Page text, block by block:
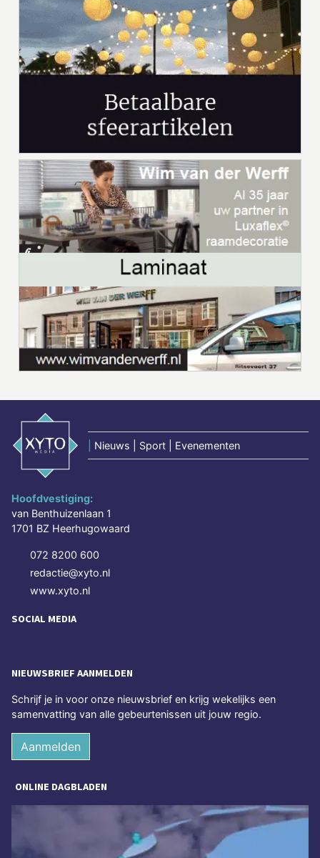
Nieuws | Sport | Evenementen
Hoofdvestiging:
van Benthuizenlaan 1
1701 BZ Heerhugowaard
072 8200 600
redactie@xyto.nl
www.xyto.nl
SOCIAL MEDIA
NIEUWSBRIEF AANMELDEN
Schrijf je in voor onze nieuwsbrief en krijg wekelijks een
samenvatting van alle gebeurtenissen uit jouw regio.
Aanmelden
ONLINE DAGBLADEN